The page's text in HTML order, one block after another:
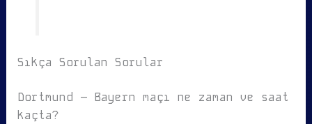
Sıkça Sorulan Sorular
Dortmund – Bayern maçı ne zaman ve saat
kaçta?